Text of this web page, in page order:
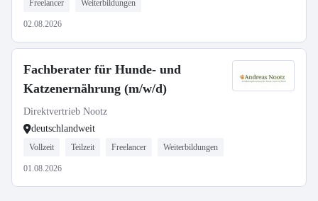
Freelancer Weiterbildungen
02.08.2026
Fachberater für Hunde- und
Katzenernährung (m/w/d)
Direktvertrieb Nootz
deutschlandweit
Vollzeit Teilzeit Freelancer Weiterbildungen
01.08.2026